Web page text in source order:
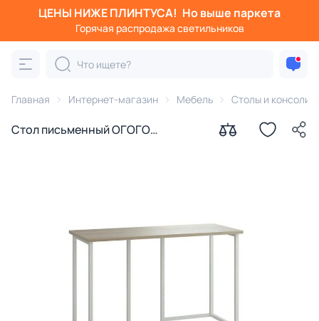
ЦЕНЫ НИЖЕ ПЛИНТУСА! Но выше паркета
Горячая распродажа светильников
Главная Интернет-магазин Мебель Столы и консоли
Стол письменный ОГОГО